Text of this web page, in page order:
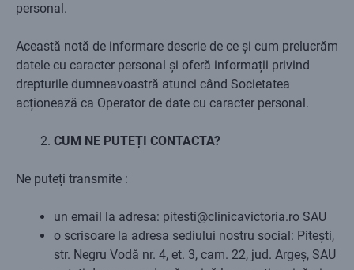
personal.
Această notă de informare descrie de ce și cum prelucrăm
datele cu caracter personal și oferă informații privind
drepturile dumneavoastră atunci când Societatea
acționează ca Operator de date cu caracter personal.
CUM NE PUTEȚI CONTACTA?
Ne puteți transmite :
un email la adresa: pitesti@clinicavictoria.ro SAU
o scrisoare la adresa sediului nostru social: Pitești,
str. Negru Vodă nr. 4, et. 3, cam. 22, jud. Argeș, SAU